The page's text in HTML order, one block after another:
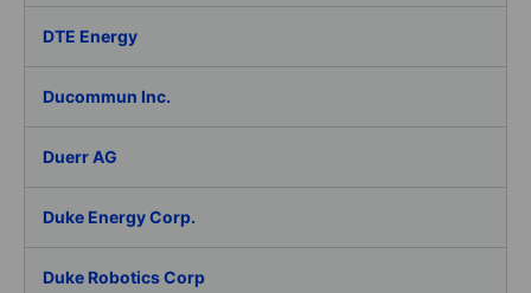
DTE Energy
Ducommun Inc.
Duerr AG
Duke Energy Corp.
Duke Robotics Corp